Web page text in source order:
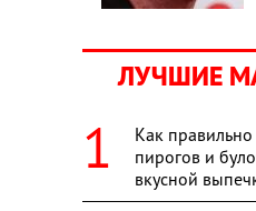
ЛУЧШИЕ
Как правильно
пирогов и
вкусной